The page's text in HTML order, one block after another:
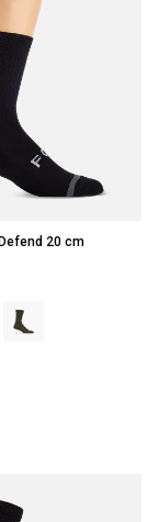
20 cm
type of Noir.
swatch type of
Product swatch